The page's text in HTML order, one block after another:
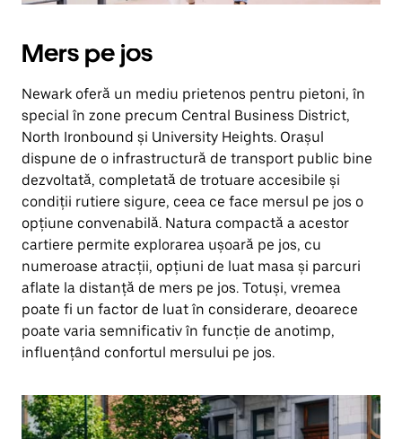
Mers pe jos
Newark oferă un mediu prietenos pentru pietoni, în
special în zone precum Central Business District,
North Ironbound și University Heights. Orașul
dispune de o infrastructură de transport public bine
dezvoltată, completată de trotuare accesibile și
condiții rutiere sigure, ceea ce face mersul pe jos o
opțiune convenabilă. Natura compactă a acestor
cartiere permite explorarea ușoară pe jos, cu
numeroase atracții, opțiuni de luat masa și parcuri
aflate la distanță de mers pe jos. Totuși, vremea
poate fi un factor de luat în considerare, deoarece
poate varia semnificativ în funcție de anotimp,
influențând confortul mersului pe jos.